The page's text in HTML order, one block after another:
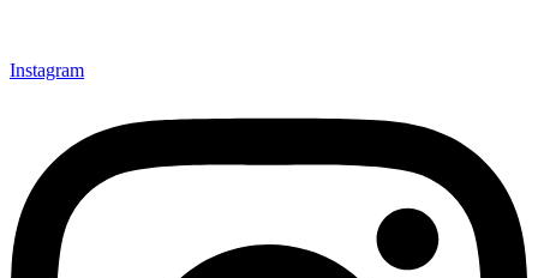
Instagram